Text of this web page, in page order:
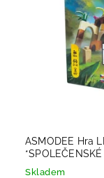
ASMODEE Hra
*SPOLEČENSKÉ
Skladem